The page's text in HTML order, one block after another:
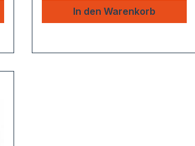
In den Warenkorb